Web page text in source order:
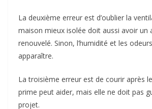
La deuxième erreur est d’oublier la
maison mieux isolée doit aussi avoir un
renouvelé. Sinon, l’humidité et les
apparaître.
La troisième erreur est de courir après
prime peut aider, mais elle ne doit pas
projet.